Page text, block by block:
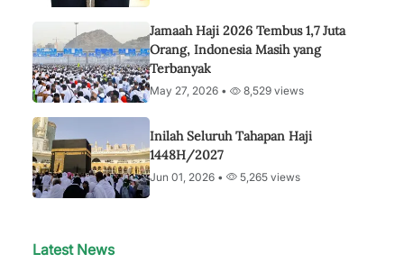
Jamaah Haji 2026 Tembus 1,7 Juta
Orang, Indonesia Masih yang
Terbanyak
May 27, 2026 • 8,529 views
Inilah Seluruh Tahapan Haji
1448H/2027
Jun 01, 2026 • 5,265 views
Latest News